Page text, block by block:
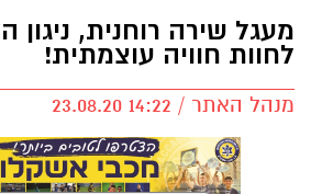
מעגל שירה רוחנית, ניגון
לחוות חוויה עוצמתית!
מנהל האתר / 14:22 23.08.20